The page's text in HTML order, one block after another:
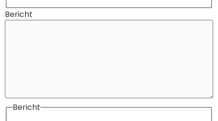
Bericht
Bericht